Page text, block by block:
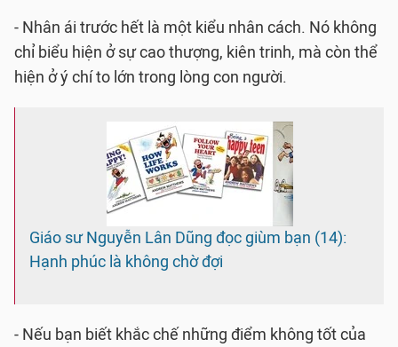
- Nhân ái trước hết là một kiểu nhân cách. Nó không
chỉ biểu hiện ở sự cao thượng, kiên trinh, mà còn thể
hiện ở ý chí to lớn trong lòng con người.
Giáo sư Nguyễn Lân Dũng đọc giùm bạn (14):
Hạnh phúc là không chờ đợi
- Nếu bạn biết khắc chế những điểm không tốt của